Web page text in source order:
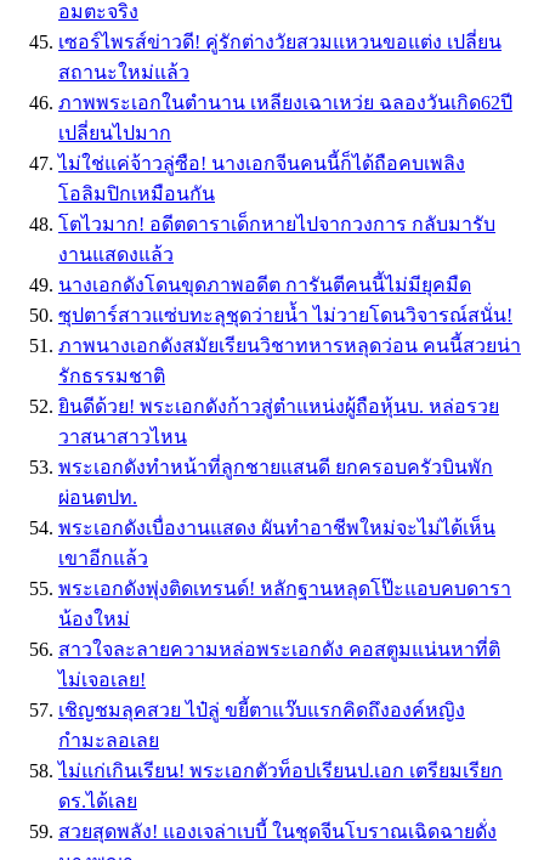
อมตะจริง
เซอร์ไพรส์ข่าวดี! คู่รักต่างวัยสวมแหวนขอแต่ง เปลี่ยน
สถานะใหม่แล้ว
ภาพพระเอกในตำนาน เหลียงเฉาเหว่ย ฉลองวันเกิด62ปี
เปลี่ยนไปมาก
ไม่ใช่แค่จ้าวลู่ซือ! นางเอกจีนคนนี้ก็ได้ถือคบเพลิง
โอลิมปิกเหมือนกัน
โตไวมาก! อดีตดาราเด็กหายไปจากวงการ กลับมารับ
งานแสดงแล้ว
นางเอกดังโดนขุดภาพอดีต การันตีคนนี้ไม่มียุคมืด
ซุปตาร์สาวแซ่บทะลุชุดว่ายน้ำ ไม่วายโดนวิจารณ์สนั่น!
ภาพนางเอกดังสมัยเรียนวิชาทหารหลุดว่อน คนนี้สวยน่า
รักธรรมชาติ
ยินดีด้วย! พระเอกดังก้าวสู่ตำแหน่งผู้ถือหุ้นบ. หล่อรวย
วาสนาสาวไหน
พระเอกดังทำหน้าที่ลูกชายแสนดี ยกครอบครัวบินพัก
ผ่อนตปท.
พระเอกดังเบื่องานแสดง ผันทำอาชีพใหม่จะไม่ได้เห็น
เขาอีกแล้ว
พระเอกดังพุ่งติดเทรนด์! หลักฐานหลุดโป๊ะแอบคบดารา
น้องใหม่
สาวใจละลายความหล่อพระเอกดัง คอสตูมแน่นหาที่ติ
ไม่เจอเลย!
เชิญชมลุคสวย ไป๋ลู่ ขยี้ตาแว๊บแรกคิดถึงองค์หญิง
กำมะลอเลย
ไม่แก่เกินเรียน! พระเอกตัวท็อปเรียนป.เอก เตรียมเรียก
ดร.ได้เลย
สวยสุดพลัง! แองเจล่าเบบี้ ในชุดจีนโบราณเฉิดฉายดั่ง